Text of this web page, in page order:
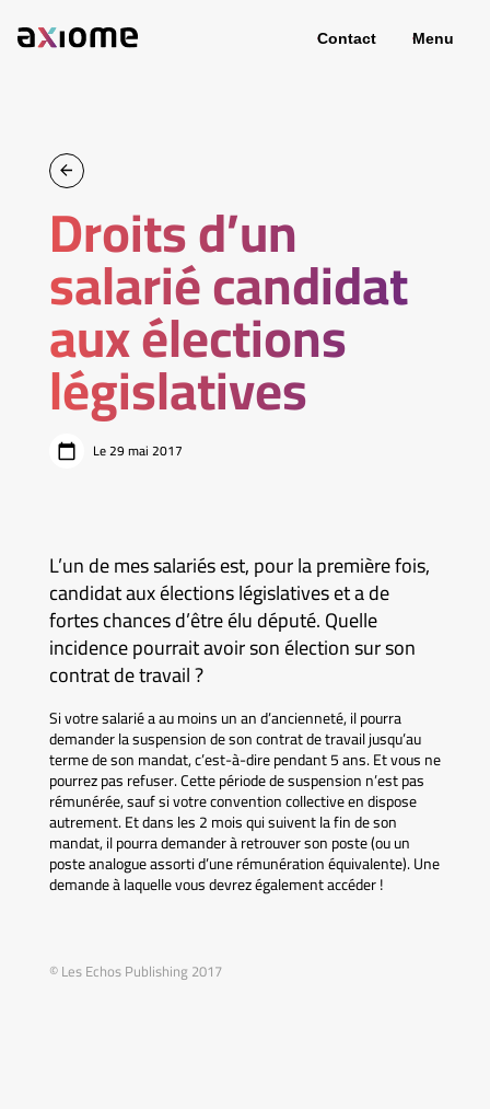
Contact Menu
Droits d’un
salarié candidat
aux élections
législatives
Le 29 mai 2017
L’un de mes salariés est, pour la première fois,
candidat aux élections législatives et a de
fortes chances d’être élu député. Quelle
incidence pourrait avoir son élection sur son
contrat de travail ?
Si votre salarié a au moins un an d’ancienneté, il pourra
demander la suspension de son contrat de travail jusqu’au
terme de son mandat, c’est-à-dire pendant 5 ans. Et vous ne
pourrez pas refuser. Cette période de suspension n’est pas
rémunérée, sauf si votre convention collective en dispose
autrement. Et dans les 2 mois qui suivent la fin de son
mandat, il pourra demander à retrouver son poste (ou un
poste analogue assorti d’une rémunération équivalente). Une
demande à laquelle vous devrez également accéder !
© Les Echos Publishing 2017